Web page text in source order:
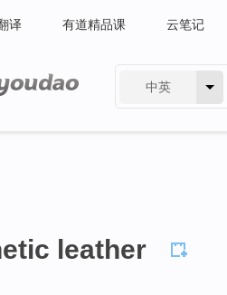
译 有道精品课 云笔记
中英
leather